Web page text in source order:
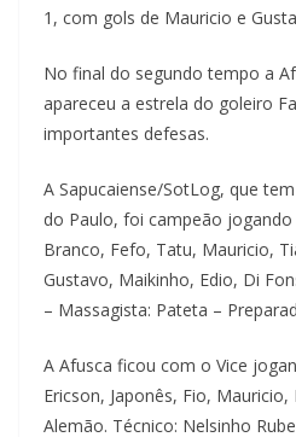
1, com gols de Mauricio e
No final do segundo tempo a
apareceu a estrela do goleiro
importantes defesas.
A Sapucaiense/SotLog, que
do Paulo, foi campeão jogando
Branco, Fefo, Tatu, Mauricio,
Gustavo, Maikinho, Edio, Di
– Massagista: Pateta –
A Afusca ficou com o Vice
Ericson, Japonês, Fio,
Alemão. Técnico: Nelsinho